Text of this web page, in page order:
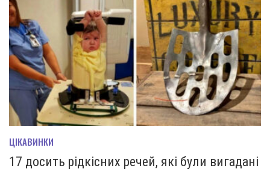
ЦІКАВИНКИ
17 досить рідкісних речей, які були вигадані